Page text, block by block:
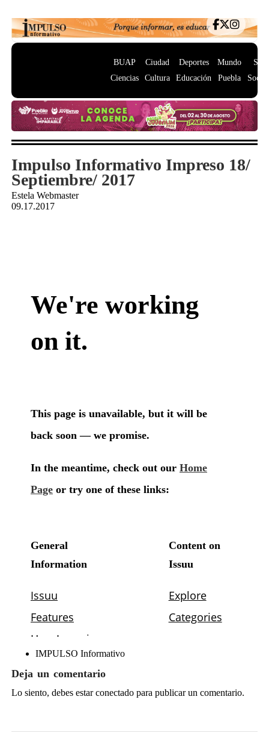
BUAP
Ciencias
Ciudad
Cultura
Deportes
Educación
Mundo
Puebla
Impulso Informativo Impreso 18/
Septiembre/ 2017
Estela Webmaster
09.17.2017
IMPULSO Informativo
Deja un comentario
Lo siento, debes estarconectadopara publicar un comentario.